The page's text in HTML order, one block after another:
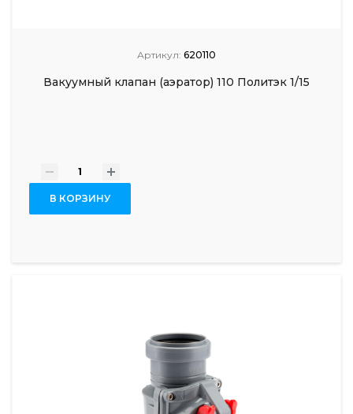
Артикул: 620110
Вакуумный клапан (аэратор) 110 Политэк 1/15
- +
В КОРЗИНУ